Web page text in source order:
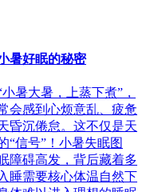
暑好眠的秘密
暑大暑，上蒸下煮”，
会感到心烦意乱、疲惫
昏沉倦怠。这不仅是天
“信号”！小暑失眠图
障碍高发，背后藏着多
睡需要核心体温自然下